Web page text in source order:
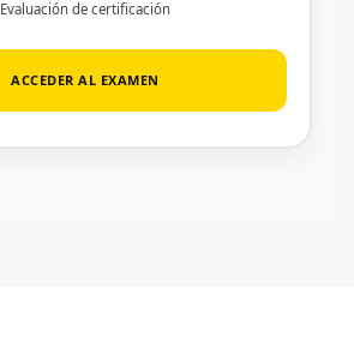
Evaluación de certificación
ACCEDER AL EXAMEN